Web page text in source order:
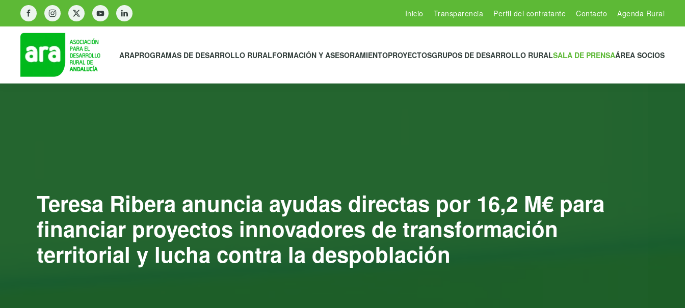
Inicio Transparencia Perfil del contratante Contacto Agenda Rural
ARAPROGRAMAS DE DESARROLLO RURALFORMACIÓN Y ASESORAMIENTOPROYECTOSGRUPOS DE DESARROLLO RURALSALA DE PRENSAÁREA SOCIOS
Teresa Ribera anuncia ayudas directas por 16,2 M€ para
financiar proyectos innovadores de transformación
territorial y lucha contra la despoblación